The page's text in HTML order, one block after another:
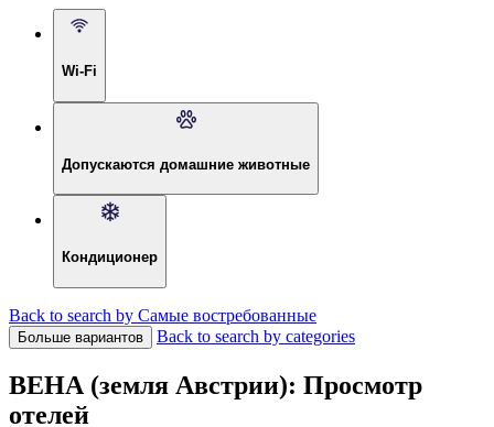
Wi-Fi
Допускаются домашние животные
Кондиционер
Back to search by Самые востребованные
Больше вариантов Back to search by categories
ВЕНА (земля Австрии): Просмотр
отелей